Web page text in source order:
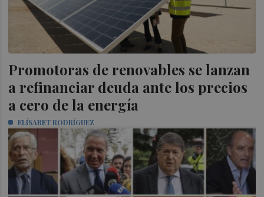
Promotoras de renovables se lanzan
a refinanciar deuda ante los precios
a cero de la energía
ELÍSABET RODRÍGUEZ